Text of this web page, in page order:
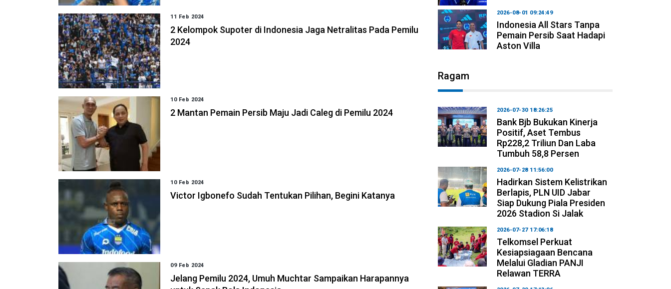
11 Feb 2024
2 Kelompok Supoter di Indonesia Jaga Netralitas Pada Pemilu
2024
10 Feb 2024
2 Mantan Pemain Persib Maju Jadi Caleg di Pemilu 2024
10 Feb 2024
Victor Igbonefo Sudah Tentukan Pilihan, Begini Katanya
09 Feb 2024
Jelang Pemilu 2024, Umuh Muchtar Sampaikan Harapannya
2026-08-01 09:24:49
Indonesia All Stars Tanpa
Pemain Persib Saat Hadapi
Aston Villa
Ragam
2026-07-30 18:26:25
Bank Bjb Bukukan Kinerja
Positif, Aset Tembus
Rp228,2 Triliun Dan Laba
Tumbuh 58,8 Persen
2026-07-28 11:56:00
Hadirkan Sistem Kelistrikan
Berlapis, PLN UID Jabar
Siap Dukung Piala Presiden
2026 Stadion Si Jalak
2026-07-27 17:06:18
Telkomsel Perkuat
Kesiapsiagaan Bencana
Melalui Gladian PANJI
Relawan TERRA